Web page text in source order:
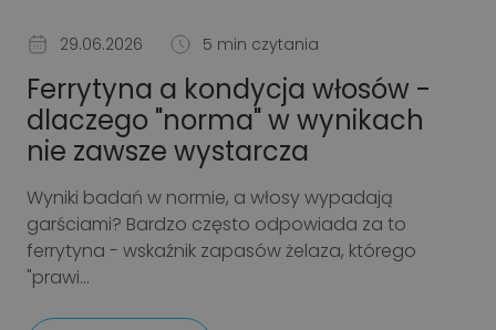
29.06.2026 5 min czytania
Ferrytyna a kondycja włosów -
dlaczego "norma" w wynikach
nie zawsze wystarcza
Wyniki badań w normie, a włosy wypadają
garściami? Bardzo często odpowiada za to
ferrytyna - wskaźnik zapasów żelaza, którego
"prawi...